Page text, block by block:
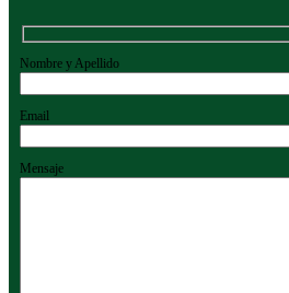
Nombre y Apellido
Email
Mensaje